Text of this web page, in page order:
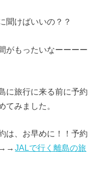
聞けばいいの？？
がもったいなーーーー
に旅行に来る前に予約
てみました。
は、お早めに！！予約
JALで行く離島の旅